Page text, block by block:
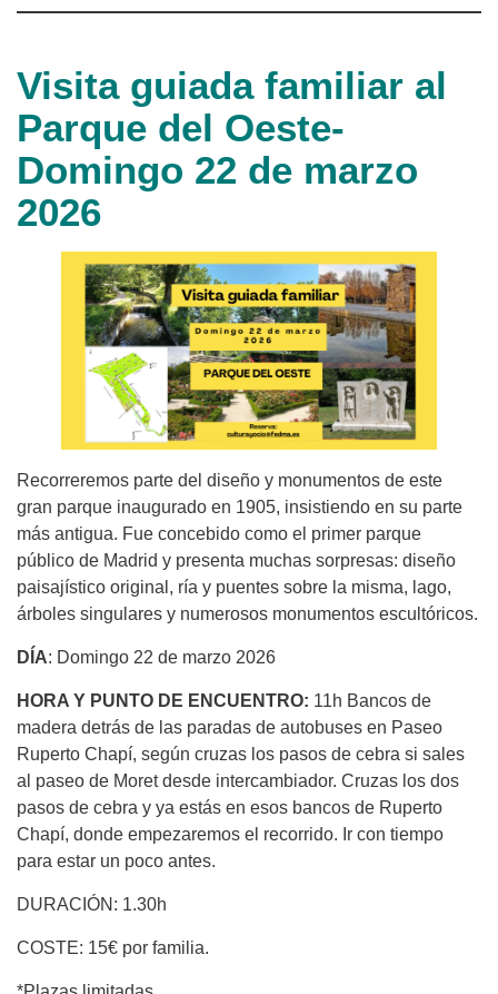
Visita guiada familiar al
Parque del Oeste-
Domingo 22 de marzo
2026
Recorreremos parte del diseño y monumentos de este
gran parque inaugurado en 1905, insistiendo en su parte
más antigua. Fue concebido como el primer parque
público de Madrid y presenta muchas sorpresas: diseño
paisajístico original, ría y puentes sobre la misma, lago,
árboles singulares y numerosos monumentos escultóricos.
DÍA: Domingo 22 de marzo 2026
HORA Y PUNTO DE ENCUENTRO: 11h Bancos de
madera detrás de las paradas de autobuses en Paseo
Ruperto Chapí, según cruzas los pasos de cebra si sales
al paseo de Moret desde intercambiador. Cruzas los dos
pasos de cebra y ya estás en esos bancos de Ruperto
Chapí, donde empezaremos el recorrido. Ir con tiempo
para estar un poco antes.
DURACIÓN: 1.30h
COSTE: 15€ por familia.